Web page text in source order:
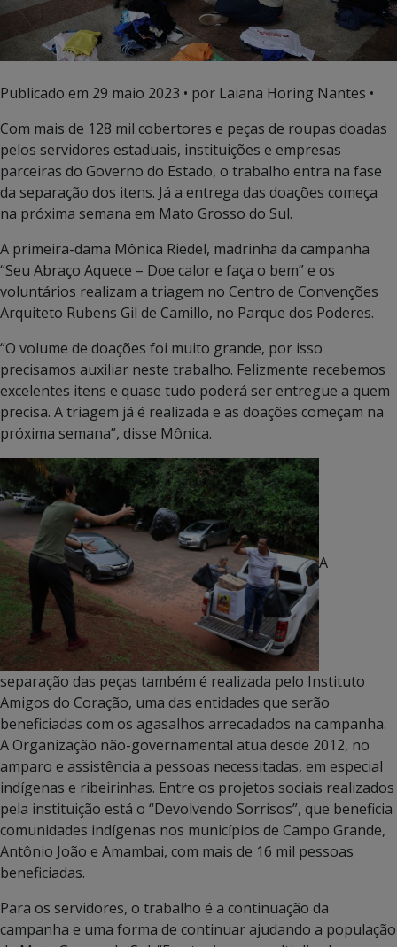
Publicado em 29 maio 2023 • por Laiana Horing Nantes •
Com mais de 128 mil cobertores e peças de roupas doadas
pelos servidores estaduais, instituições e empresas
parceiras do Governo do Estado, o trabalho entra na fase
da separação dos itens. Já a entrega das doações começa
na próxima semana em Mato Grosso do Sul.
A primeira-dama Mônica Riedel, madrinha da campanha
“Seu Abraço Aquece – Doe calor e faça o bem” e os
voluntários realizam a triagem no Centro de Convenções
Arquiteto Rubens Gil de Camillo, no Parque dos Poderes.
“O volume de doações foi muito grande, por isso
precisamos auxiliar neste trabalho. Felizmente recebemos
excelentes itens e quase tudo poderá ser entregue a quem
precisa. A triagem já é realizada e as doações começam na
próxima semana”, disse Mônica.
A
separação das peças também é realizada pelo Instituto
Amigos do Coração, uma das entidades que serão
beneficiadas com os agasalhos arrecadados na campanha.
A Organização não-governamental atua desde 2012, no
amparo e assistência a pessoas necessitadas, em especial
indígenas e ribeirinhas. Entre os projetos sociais realizados
pela instituição está o “Devolvendo Sorrisos”, que beneficia
comunidades indígenas nos municípios de Campo Grande,
Antônio João e Amambai, com mais de 16 mil pessoas
beneficiadas.
Para os servidores, o trabalho é a continuação da
campanha e uma forma de continuar ajudando a população